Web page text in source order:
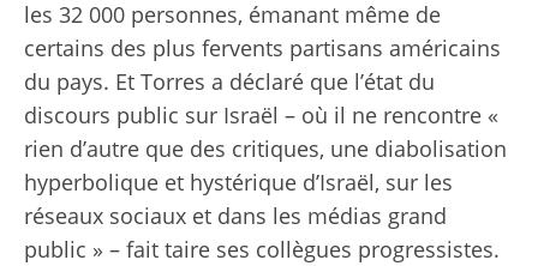
les 32 000 personnes, émanant même de
certains des plus fervents partisans américains
du pays. Et Torres a déclaré que l’état du
discours public sur Israël – où il ne rencontre «
rien d’autre que des critiques, une diabolisation
hyperbolique et hystérique d’Israël, sur les
réseaux sociaux et dans les médias grand
public » – fait taire ses collègues progressistes.